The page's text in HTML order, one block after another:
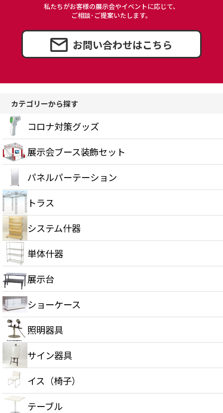
私たちがお客様の展示会やイベントに応じて、
ご相談･ご提案いたします。
お問い合わせはこちら
カテゴリーから探す
コロナ対策グッズ
展示会ブース装飾セット
パネルパーテーション
トラス
システム什器
単体什器
展示台
ショーケース
照明器具
サイン器具
イス（椅子）
テーブル